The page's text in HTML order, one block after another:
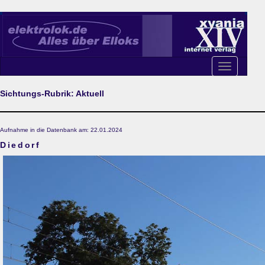
Toggle
navigation
Sichtungs-Rubrik: Aktuell
Aufnahme in die Datenbank am: 22.01.2024
Diedorf